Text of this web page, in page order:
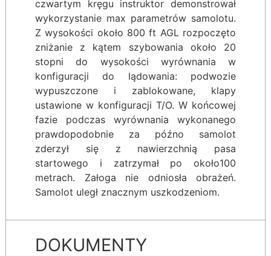
czwartym kręgu instruktor demonstrował
wykorzystanie max parametrów samolotu.
Z wysokości około 800 ft AGL rozpoczęto
zniżanie z kątem szybowania około 20
stopni do wysokości wyrównania w
konfiguracji do lądowania: podwozie
wypuszczone i zablokowane, klapy
ustawione w konfiguracji T/O. W końcowej
fazie podczas wyrównania wykonanego
prawdopodobnie za późno samolot
zderzył się z nawierzchnią pasa
startowego i zatrzymał po około100
metrach. Załoga nie odniosła obrażeń.
Samolot uległ znacznym uszkodzeniom.
DOKUMENTY